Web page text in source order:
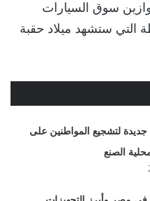
سوق السيارات
التي ستشهد ميلاد حقبة
لتشجيع المواطنين على
الصنع